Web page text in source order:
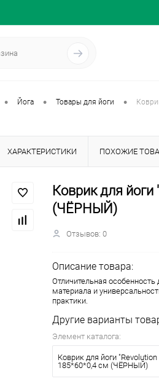
• Йога • Товары для йоги •
ХАРАКТЕРИСТИКИ ПОХОЖИЕ
Коврик для йоги
(ЧЁРНЫЙ)
Отзывов: 0
Описание товара:
Отличительная
материала и
практики.
Другие варианты
Элемент каталога:
Коврик для йоги "Revolution
185*60*0,4 см (ЧЁРНЫЙ)